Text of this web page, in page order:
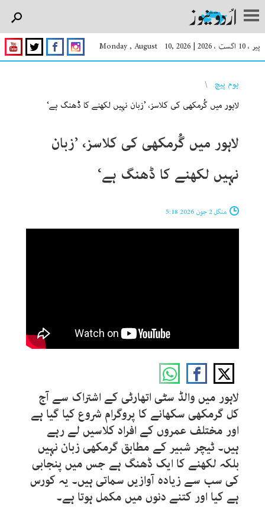
پیر ، 10 اگست ، 2026 |
Monday , August 10, 2026
You are here
ہوم پیچ
لاہور میں گُرمکھی کی کلاسز، ’زبان نہیں لکھنے کا ڈھنگ ہے‘
لاہور میں گُرمکھی کی کلاسز، ’زبان
نہیں لکھنے کا ڈھنگ ہے‘
منگل 2 جون 2026 5:18
لاہور میں والڈ سٹی اتھارٹی کے اشتراک سے آج
کل گرمکھی سکھانے کا پروگرام شروع کیا گیا ہے
اور مختلف عمروں کے افراد کلاسیں لے رہے
ہیں۔ ٹیچر شبیر کے مطابق گرمکھی زبان نہیں
بلکہ لکھنے کا ایک ڈھنگ ہے جس میں پنجابی
کی سب سے زیادہ آوازیں سماتی ہیں۔ یہ کورس
ہے کیا اور کتنے دنوں میں مکمل ہوتا ہے۔